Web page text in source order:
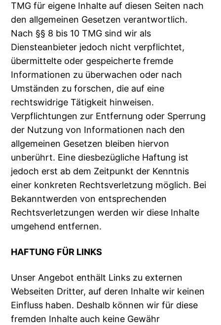
TMG für eigene Inhalte auf diesen Seiten nach
den allgemeinen Gesetzen verantwortlich.
Nach §§ 8 bis 10 TMG sind wir als
Diensteanbieter jedoch nicht verpflichtet,
übermittelte oder gespeicherte fremde
Informationen zu überwachen oder nach
Umständen zu forschen, die auf eine
rechtswidrige Tätigkeit hinweisen.
Verpflichtungen zur Entfernung oder Sperrung
der Nutzung von Informationen nach den
allgemeinen Gesetzen bleiben hiervon
unberührt. Eine diesbezügliche Haftung ist
jedoch erst ab dem Zeitpunkt der Kenntnis
einer konkreten Rechtsverletzung möglich. Bei
Bekanntwerden von entsprechenden
Rechtsverletzungen werden wir diese Inhalte
umgehend entfernen.
HAFTUNG FÜR LINKS
Unser Angebot enthält Links zu externen
Webseiten Dritter, auf deren Inhalte wir keinen
Einfluss haben. Deshalb können wir für diese
fremden Inhalte auch keine Gewähr